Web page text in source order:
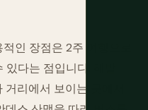
인 장점은 2주 여행으로
다는 점입니다. 해발
리에서 보이는 곳에서